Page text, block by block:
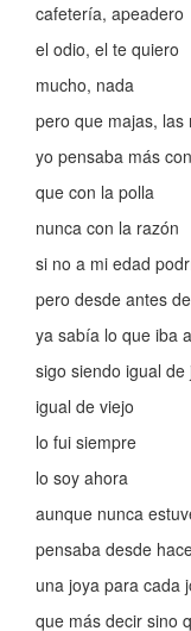
cafetería, apeadero
el odio, el te quiero
mucho, nada
pero que majas, las
yo pensaba más
que con la polla
nunca con la razón
si no a mi edad
pero desde antes
ya sabía lo que iba
sigo siendo igual de
igual de viejo
lo fui siempre
lo soy ahora
aunque nunca
pensaba desde
una joya para cada
que más decir sino